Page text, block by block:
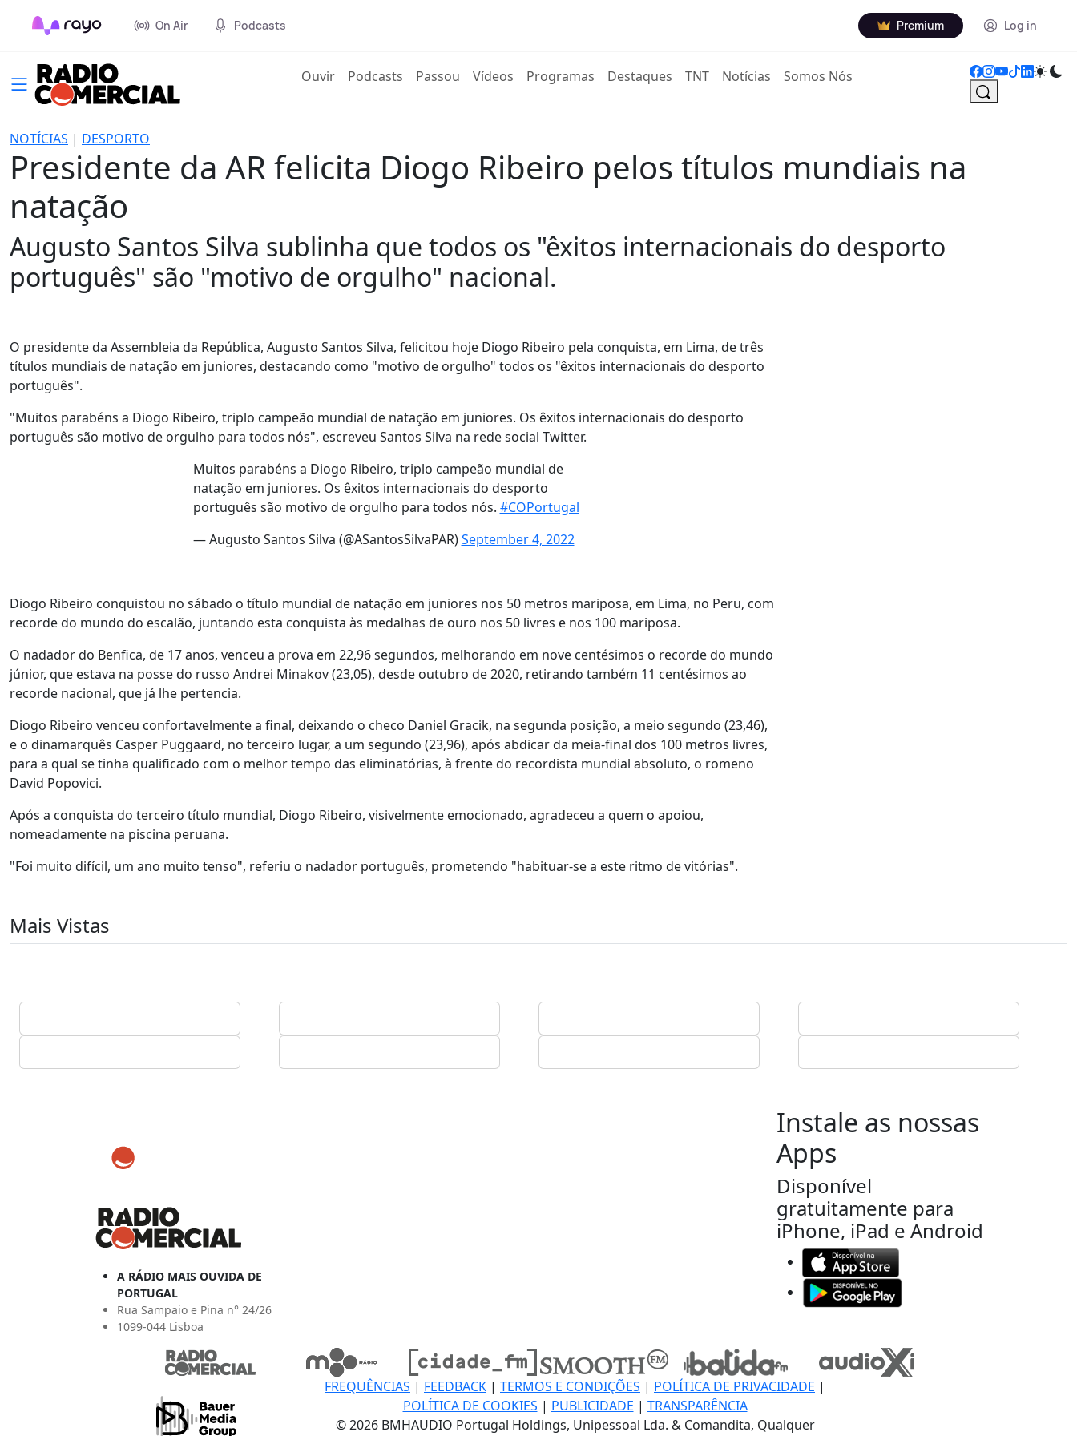
On Air Podcasts Premium Log in
Ouvir(current)
Podcasts Passou Vídeos Programas Destaques TNT Notícias Somos Nós
NOTÍCIAS | DESPORTO
Presidente da AR felicita Diogo Ribeiro pelos títulos mundiais na
natação
Augusto Santos Silva sublinha que todos os "êxitos internacionais do desporto
português" são "motivo de orgulho" nacional.
O presidente da Assembleia da República, Augusto Santos Silva, felicitou hoje Diogo Ribeiro pela conquista, em Lima, de três
títulos mundiais de natação em juniores, destacando como "motivo de orgulho" todos os "êxitos internacionais do desporto
português".
"Muitos parabéns a Diogo Ribeiro, triplo campeão mundial de natação em juniores. Os êxitos internacionais do desporto
português são motivo de orgulho para todos nós", escreveu Santos Silva na rede social Twitter.
Muitos parabéns a Diogo Ribeiro, triplo campeão mundial de
natação em juniores. Os êxitos internacionais do desporto
português são motivo de orgulho para todos nós. #COPortugal
— Augusto Santos Silva (@ASantosSilvaPAR)September 4, 2022
Diogo Ribeiro conquistou no sábado o título mundial de natação em juniores nos 50 metros mariposa, em Lima, no Peru, com
recorde do mundo do escalão, juntando esta conquista às medalhas de ouro nos 50 livres e nos 100 mariposa.
O nadador do Benfica, de 17 anos, venceu a prova em 22,96 segundos, melhorando em nove centésimos o recorde do mundo
júnior, que estava na posse do russo Andrei Minakov (23,05), desde outubro de 2020, retirando também 11 centésimos ao
recorde nacional, que já lhe pertencia.
Diogo Ribeiro venceu confortavelmente a final, deixando o checo Daniel Gracik, na segunda posição, a meio segundo (23,46),
e o dinamarquês Casper Puggaard, no terceiro lugar, a um segundo (23,96), após abdicar da meia-final dos 100 metros livres,
para a qual se tinha qualificado com o melhor tempo das eliminatórias, à frente do recordista mundial absoluto, o romeno
David Popovici.
Após a conquista do terceiro título mundial, Diogo Ribeiro, visivelmente emocionado, agradeceu a quem o apoiou,
nomeadamente na piscina peruana.
"Foi muito difícil, um ano muito tenso", referiu o nadador português, prometendo "habituar-se a este ritmo de vitórias".
Mais Vistas
A RÁDIO MAIS OUVIDA DE
PORTUGAL
Rua Sampaio e Pina n° 24/26
1099-044 Lisboa
Instale as nossas
Apps
Disponível
gratuitamente para
iPhone, iPad e Android
FREQUÊNCIAS | FEEDBACK | TERMOS E CONDIÇÕES | POLÍTICA DE PRIVACIDADE |
POLÍTICA DE COOKIES | PUBLICIDADE | TRANSPARÊNCIA
© 2026 BMHAUDIO Portugal Holdings, Unipessoal Lda. & Comandita, Qualquer